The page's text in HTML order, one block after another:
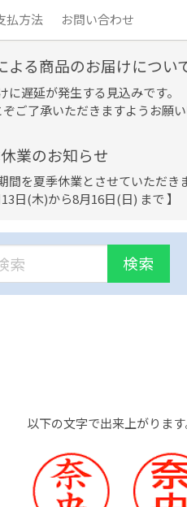
払方法 お問い合わせ
よる商品のお届けについ
に遅延が発生する見込みです。
ご了承いただきますようお願い
業のお知らせ
を夏季休業とさせていただき
日(木)から8月16日(日) まで 】
検索
以下の文字で出来上がります